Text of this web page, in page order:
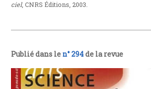
ciel, CNRS Éditions, 2003.
Publié dans le n° 294de la revue